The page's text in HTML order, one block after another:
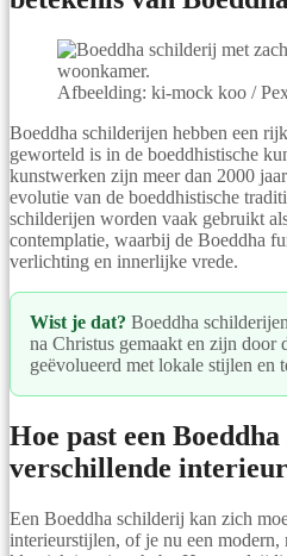
Afbeelding: ki-mock koo /
Boeddha schilderijen hebben een rijke geschiedenis die diep
geworteld is in de boeddhistische
kunstwerken zijn meer dan 2000
evolutie van de boeddhistische
schilderijen worden vaak gebruikt
contemplatie, waarbij de Boeddha
verlichting en innerlijke vrede.
Wist je dat? Boeddha
na Christus gemaakt en zijn door
geëvolueerd met lokale stijlen en
Hoe past een
verschillende
Een Boeddha schilderij kan zich moeiteloos aanpassen aan diverse
interieurstijlen, of je nu een